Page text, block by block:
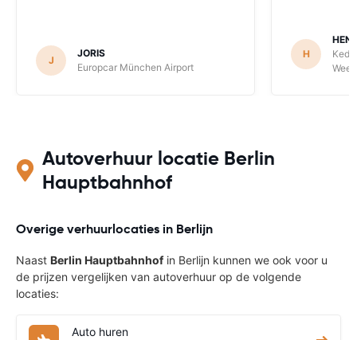
J
JORIS
Europcar München Airport
H
Autoverhuur locatie Berlin
Hauptbahnhof
Overige verhuurlocaties in Berlijn
Naast Berlin Hauptbahnhofin Berlijn kunnen we ook voor u
de prijzen vergelijken van autoverhuur op de volgende
locaties:
Auto huren